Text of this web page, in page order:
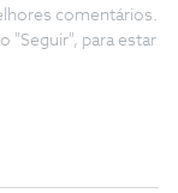
comentários.
"Seguir", para estar